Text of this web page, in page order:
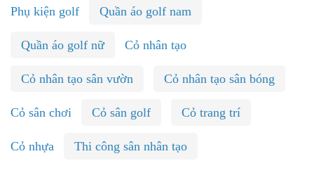
Phụ kiện golf Quần áo golf nam
Quần áo golf nữ Cỏ nhân tạo
Cỏ nhân tạo sân vườn Cỏ nhân tạo sân bóng
Cỏ sân chơi Cỏ sân golf Cỏ trang trí
Cỏ nhựa Thi công sân nhân tạo